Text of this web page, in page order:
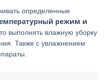
определенные
режим и
выполнять влажную уборку
Также с увлажнением